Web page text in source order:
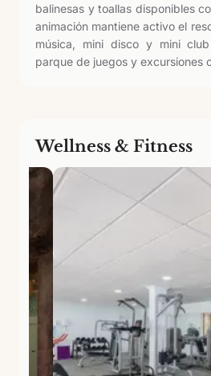
balinesas y toallas disponibles
animación mantiene activo el
música, mini disco y mini
parque de juegos y excursiones
Wellness & Fitness